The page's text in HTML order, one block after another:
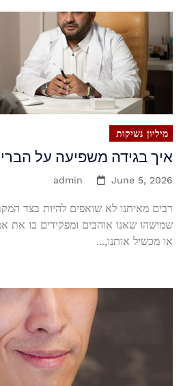
מיליון נשיקות
איך בגידה משפיעה על
admin June 5, 2026
רבים מאיתנו לא שואפים להיות בצד
שמישהו שאנו אוהבים ומפקידים בו את
או מכשיל אותנו,...